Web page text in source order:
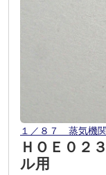
１／８７ 蒸気機
ＨＯＥ０
ル用